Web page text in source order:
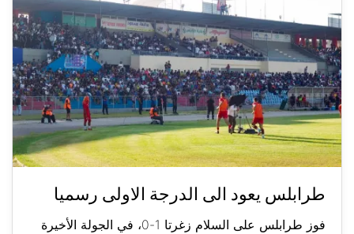
طرابلس يعود الى الدرجة الاولى رسميا
فوز طرابلس على السلام زغرتا 1-0، في الجولة الأخيرة